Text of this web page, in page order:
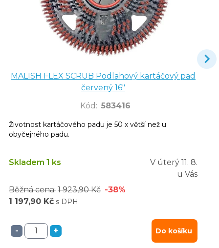
MALISH FLEX SCRUB Podlahový kartáčový pad
červený 16"
Kód : 583416
Životnost kartáčového padu je 50 x větší než u
obyčejného padu.
Skladem 1 ks V úterý 11. 8.
u Vás
Běžná cena: 1 923,90 Kč -38%
1 197,90 Kč s DPH
- + Do košíku